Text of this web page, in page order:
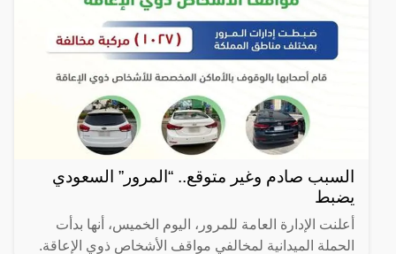
السبب صادم وغير متوقع.. “المرور” السعودي
يضبط
أعلنت الإدارة العامة للمرور، اليوم الخميس، أنها بدأت
الحملة الميدانية لمخالفي مواقف الأشخاص ذوي الإعاقة.